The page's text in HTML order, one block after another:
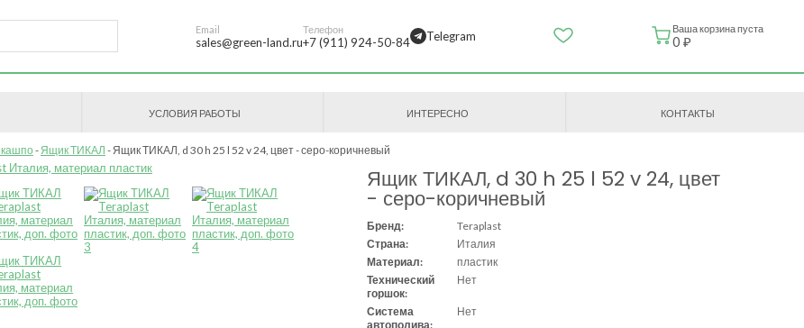
Email
sales@green-land.ru
Телефон
+7 (911) 924-50-84 Telegram Ваша корзина пуста
0 ₽
УСЛОВИЯ РАБОТЫ ИНТЕРЕСНО КОНТАКТЫ
Ящик ТИКАЛ Ящик ТИКАЛ, d 30 h 25 l 52 v 24, цвет - серо-коричневый
Ящик ТИКАЛ, d 30 h 25 l 52 v 24, цвет
- серо-коричневый
Бренд:
Teraplast
Страна:
Италия
Материал:
пластик
Технический
горшок:
Нет
Система
автополива:
Нет